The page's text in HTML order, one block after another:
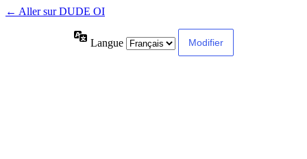
← Aller sur DUDE OI
Langue